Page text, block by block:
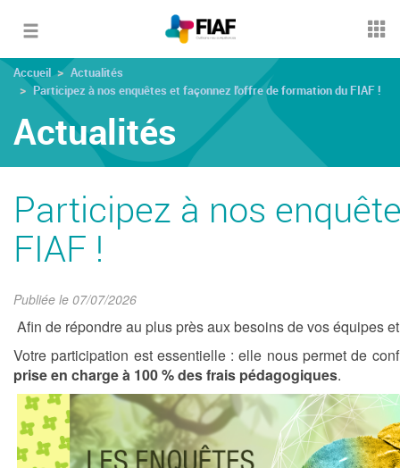
Toggle
Accueil
Actualités
Participez à nos enquêtes et façonnez l'offre de formation du FIAF !
Actualités
Participez à nos
FIAF !
Publiée le 07/07/2026
Afin de répondre au plus près aux besoins de vos équipes
Votre participation est essentielle : elle nous permet de
prise en charge à 100 % des frais pédagogiques.